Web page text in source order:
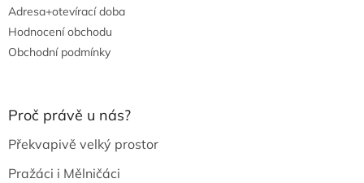
Adresa+otevírací doba
Hodnocení obchodu
Obchodní podmínky
Proč právě u nás?
Překvapivě velký prostor
Pražáci i Mělničáci